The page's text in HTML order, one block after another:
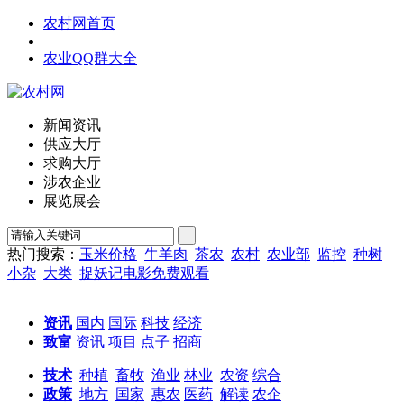
农村网首页
农业QQ群大全
新闻资讯
供应大厅
求购大厅
涉农企业
展览展会
热门搜索： 玉米价格 牛羊肉 茶农 农村 农业部 监控 种树
小杂 大类 捉妖记电影免费观看
资讯 国内 国际 科技 经济
致富 资讯 项目 点子 招商
技术 种植 畜牧 渔业 林业 农资 综合
政策 地方 国家 惠农 医药 解读 农企